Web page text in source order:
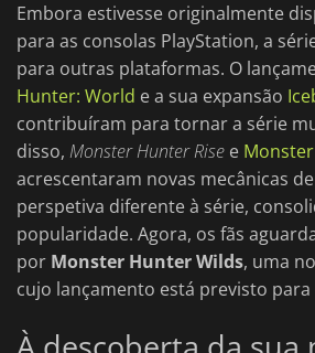
Embora estivesse originalmente
para as consolas PlayStation, a
para outras plataformas. O
Hunter: World e a sua expansão
contribuíram para tornar a série
disso, Monster Hunter Rise e
acrescentaram novas mecânicas
perspetiva diferente à série,
popularidade. Agora, os fãs
por Monster Hunter Wilds, uma
cujo lançamento está previsto